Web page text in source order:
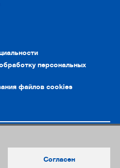
персональных
файлов cookies
профессионального сообщества
Согласен